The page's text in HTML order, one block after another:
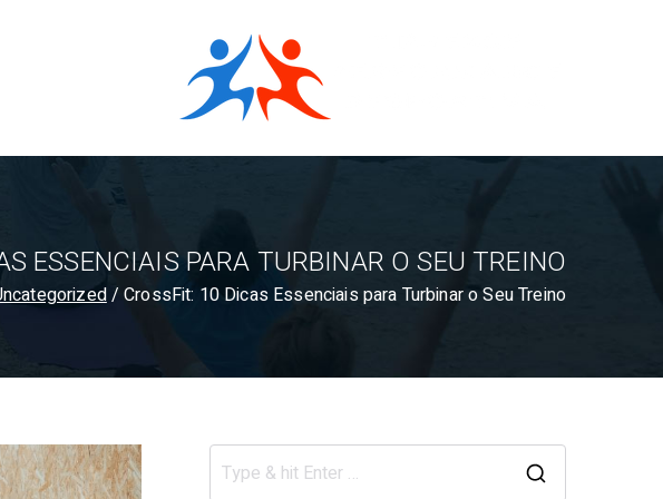
it
s
n
b
ESSENCIAIS PARA TURBINAR O SEU TREINO
CrossFit: 10 Dicas Essenciais para Turbinar o Seu Treino